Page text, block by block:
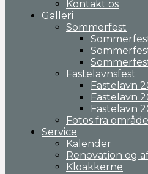
Kontakt os
Galleri
Sommerfest
Fastelavnsfest
Fastelavn
Fastelavn
Fastelavn
Fotos fra
Service
Kalender
Renovation og
Kloakkerne